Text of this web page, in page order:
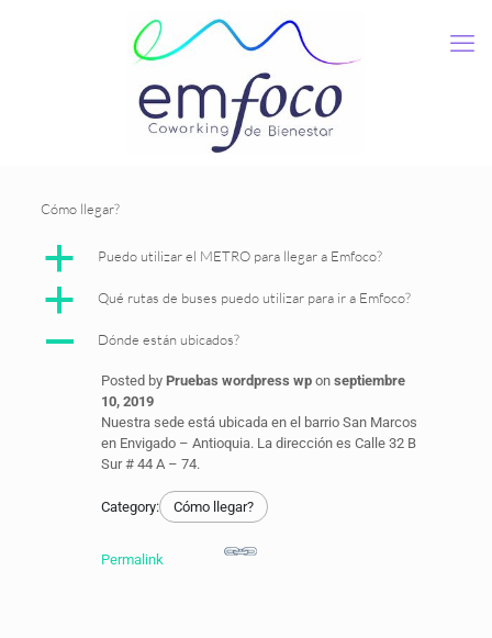
Cómo llegar?
a Puedo utilizar el METRO para llegar a Emfoco?
a Qué rutas de buses puedo utilizar para ir a Emfoco?
A Dónde están ubicados?
Posted by Pruebas wordpress wpon septiembre
10, 2019
Nuestra sede está ubicada en el barrio San Marcos
en Envigado – Antioquia. La dirección es Calle 32 B
Sur # 44 A – 74.
Category: Cómo llegar?
Permalink